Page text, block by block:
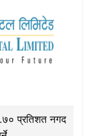
प्रतिशत नगद